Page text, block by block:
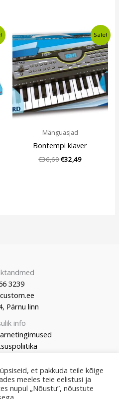
Sale!
Mänguasjad
Bontempi klaver
€36,60
Algne
hind
oli:
€36,60.
€32,49
Current
price
is:
€32,49.
3239
Pärnu linn
info
Market
et pakkuda teile kõige
meeles teie eelistusi ja
nupul „Nõustu”, nõustute